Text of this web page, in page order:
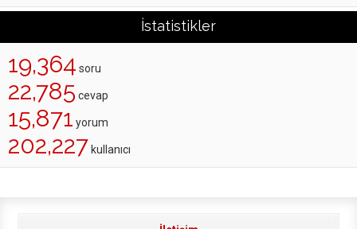
İstatistikler
19,364 soru
22,785 cevap
15,871 yorum
202,227 kullanıcı